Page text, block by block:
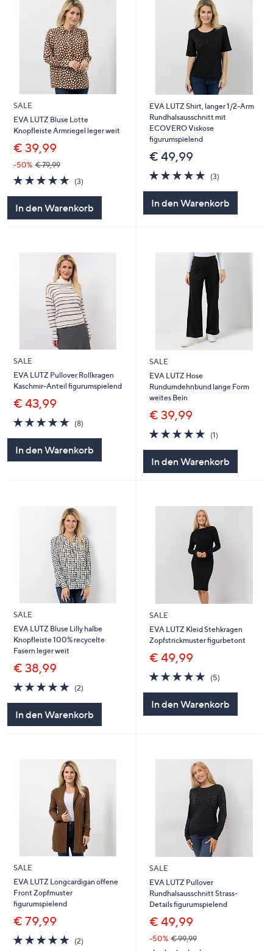
SALE
EVA LUTZ Bluse Lotte
Knopfleiste Armriegel leger weit
€ 39,99
-50% € 79,99
5.0
von
(3)3
In den Warenkorb
EVA LUTZ Shirt, langer 1/2-Arm
Rundhalsausschnitt mit
ECOVERO Viskose
figurumspielend
€ 49,99
5.0
von
(3)3
In den Warenkorb
SALE
EVA LUTZ Pullover Rollkragen
Kaschmir-Anteil figurumspielend
€ 43,99
5.0
von
(8)8
In den Warenkorb
SALE
EVA LUTZ Hose
Rundumdehnbund lange Form
weites Bein
€ 39,99
5.0
von
(1)1
In den Warenkorb
SALE
EVA LUTZ Bluse Lilly halbe
Knopfleiste 100% recycelte
Fasern leger weit
€ 38,99
5.0
von
(2)2
In den Warenkorb
SALE
EVA LUTZ Kleid Stehkragen
Zopfstrickmuster figurbetont
€ 49,99
5.0
von
(5)5
In den Warenkorb
SALE
EVA LUTZ Longcardigan offene
Front Zopfmuster
figurumspielend
€ 79,99
5.0
von
(2)2
SALE
EVA LUTZ Pullover
Rundhalsausschnitt Strass-
Details figurumspielend
€ 49,99
-50% € 99,99